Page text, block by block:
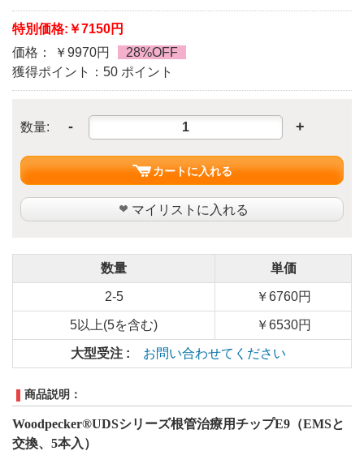
特別価格: ￥7150円
価格： ￥9970円
28%OFF
獲得ポイント：50 ポイント
数量: - +
カートに入れる
マイリストに入れる
数量 単価
2-5 ￥6760円
5以上(5を含む) ￥6530円
大型受注 : お問い合わせてください
商品説明：
Woodpecker®UDSシリーズ根管治療用チップE9 （EMSと
交換、5本入）